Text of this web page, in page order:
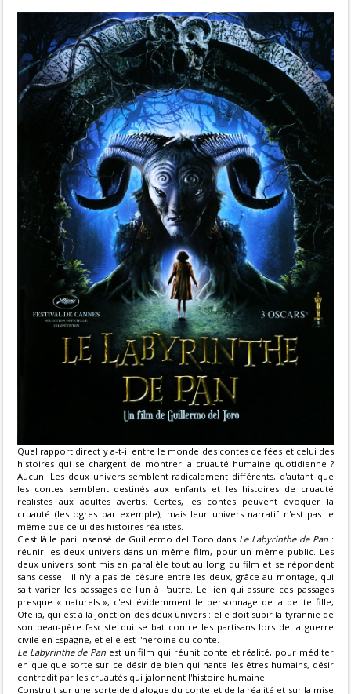
Quel rapport direct y a-t-il entre le monde des contes de fées et celui des
histoires qui se chargent de montrer la cruauté humaine quotidienne ?
Aucun. Les deux univers semblent radicalement différents, d'autant que
les contes semblent destinés aux enfants et les histoires de cruauté
réalistes aux adultes avertis. Certes, les contes peuvent évoquer la
cruauté (les ogres par exemple), mais leur univers narratif n'est pas le
même que celui des histoires réalistes.
C'est là le pari insensé de Guillermo del Toro dans Le Labyrinthe de Pan :
réunir les deux univers dans un même film, pour un même public. Les
deux univers sont mis en parallèle tout au long du film et se répondent
sans cesse : il n'y a pas de césure entre les deux, grâce au montage, qui
sait varier les passages de l'un à l'autre. Le lien qui assure ces passages
presque « naturels », c'est évidemment le personnage de la petite fille,
Ofelia, qui est à la jonction des deux univers : elle doit subir la tyrannie de
son beau-père fasciste qui se bat contre les partisans lors de la guerre
civile en Espagne, et elle est l'héroïne du conte.
Le Labyrinthe de Pan est un film qui réunit conte et réalité, pour méditer
en quelque sorte sur ce désir de bien qui hante les êtres humains, désir
contredit par les cruautés qui jalonnent l'histoire humaine.
Construit sur une sorte de dialogue du conte et de la réalité et sur la mise